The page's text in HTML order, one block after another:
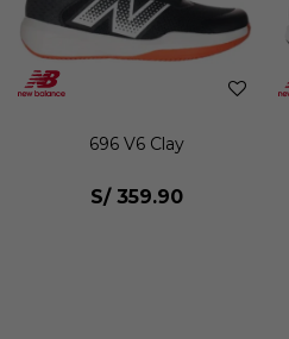
696 V6 Clay
S/ 359.90